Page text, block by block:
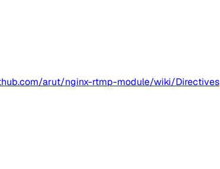
arut/nginx-rtmp-module/wiki/Directives